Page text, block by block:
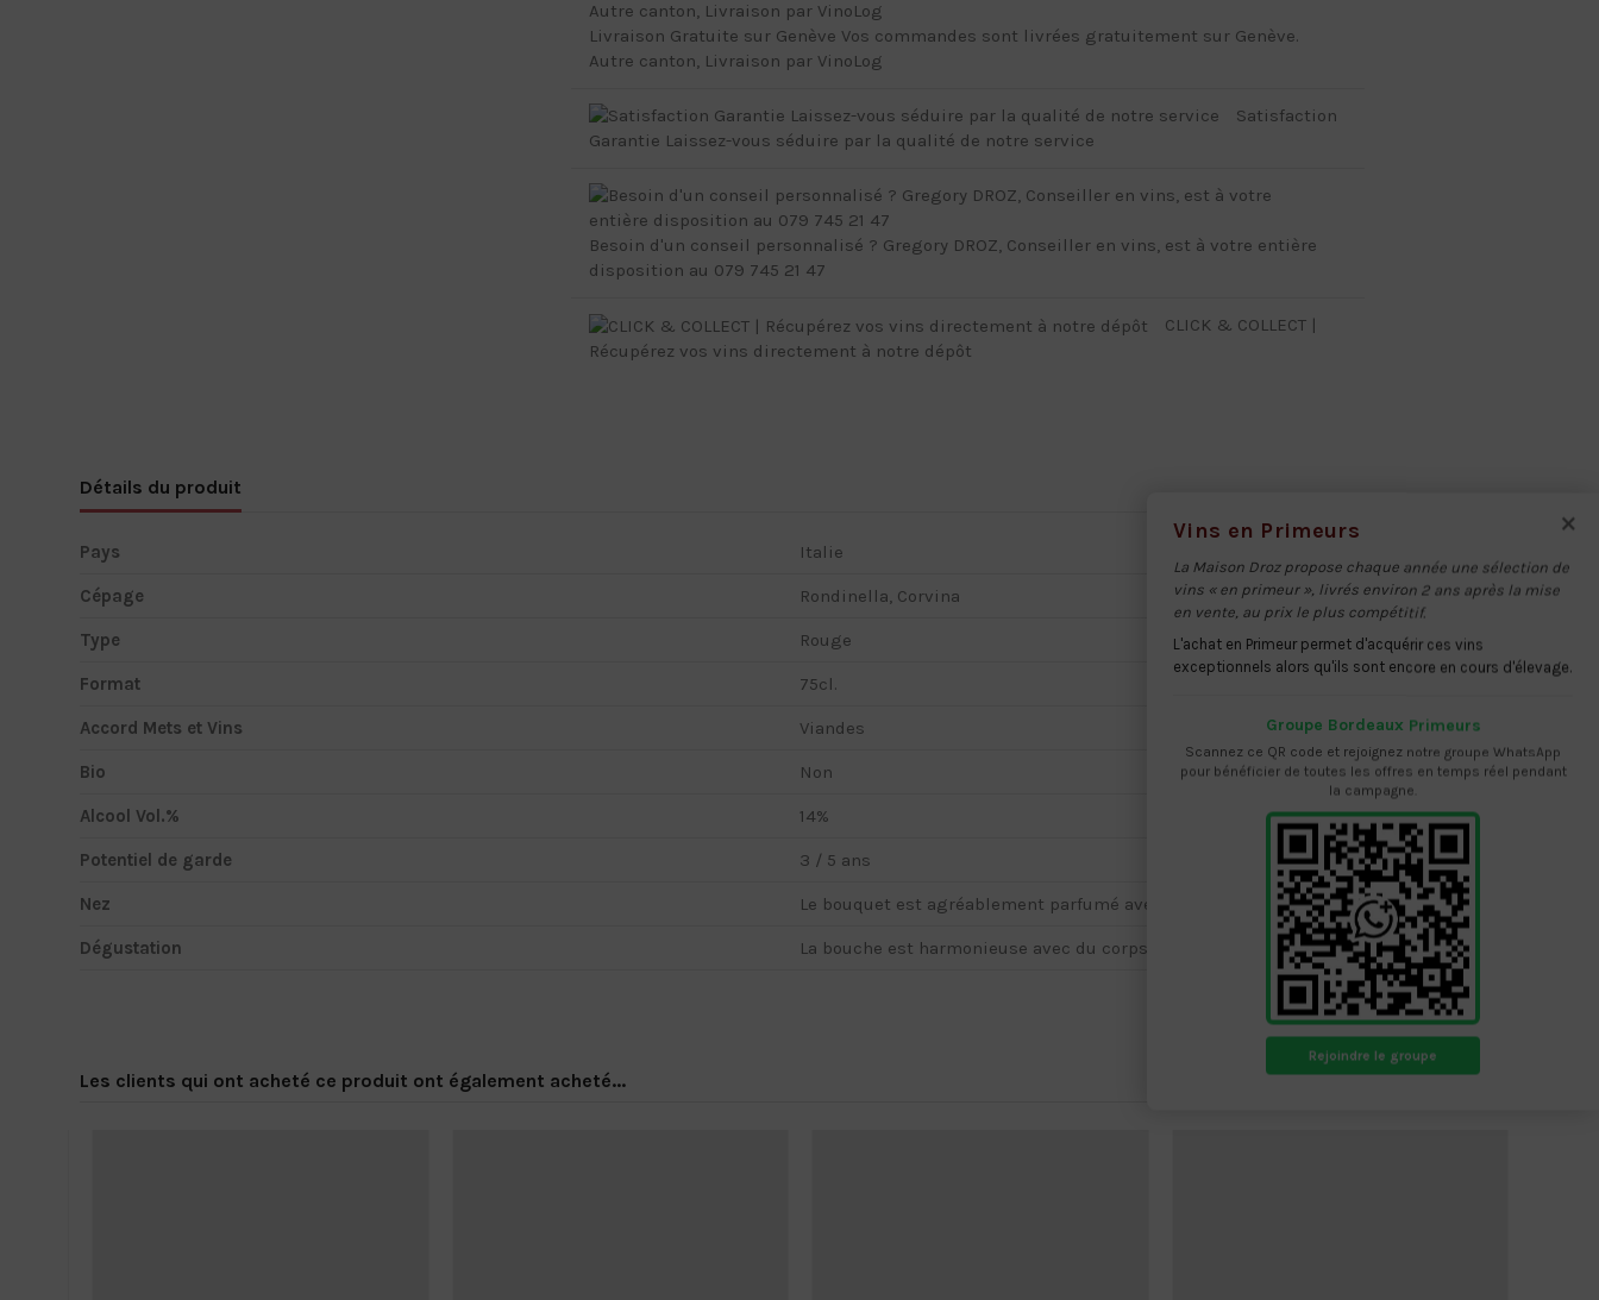
Livraison Gratuite sur Genève Vos commandes sont livrées gratuitement sur Genève.
Autre canton, Livraison par VinoLog
Satisfaction
Garantie Laissez-vous séduire par la qualité de notre service
Besoin d'un conseil personnalisé ? Gregory DROZ, Conseiller en vins, est à votre entière
disposition au 079 745 21 47
CLICK & COLLECT |
Récupérez vos vins directement à notre dépôt
Détails du produit
Pays Italie
Cépage Rondinella, Corvina
Type Rouge
Format 75cl.
Accord Mets et Vins Viandes
Bio Non
Alcool Vol.% 14%
Potentiel de garde 3 / 5 ans
Nez Le bouquet est agréablement parfumé avec des notes de noisette.
Dégustation La bouche est harmonieuse avec du corps et délicatement veloutée.
Les clients qui ont acheté ce produit ont également acheté...
×
Vins en Primeurs
La Maison Droz propose chaque année une sélection de
vins « en primeur », livrés environ 2 ans après la mise
en vente, au prix le plus compétitif.
L'achat en Primeur permet d'acquérir ces vins
exceptionnels alors qu'ils sont encore en cours d'élevage.
Groupe Bordeaux Primeurs
Scannez ce QR code et rejoignez notre groupe WhatsApp
pour bénéficier de toutes les offres en temps réel pendant
la campagne.
Rejoindre le groupe